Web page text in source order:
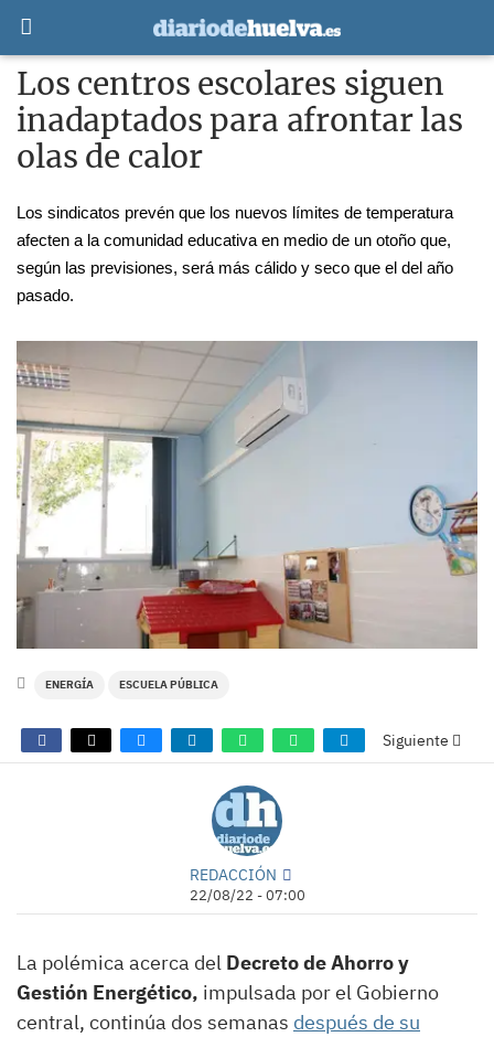
Los centros escolares siguen
inadaptados para afrontar las
olas de calor
Los sindicatos prevén que los nuevos límites de temperatura
afecten a la comunidad educativa en medio de un otoño que,
según las previsiones, será más cálido y seco que el del año
pasado.
ENERGÍA ESCUELA PÚBLICA
Siguiente
REDACCIÓN
22/08/22 - 07:00
La polémica acerca del Decreto de Ahorro y
Gestión Energético, impulsada por el Gobierno
central, continúa dos semanas después de su